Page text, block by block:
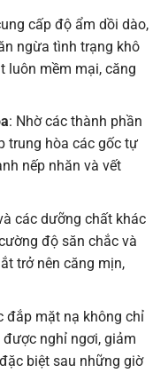
cấp độ ẩm dồi dào,
ngừa tình trạng khô
luôn mềm mại, căng
: Nhờ các thành phần
trung hòa các gốc tự
nếp nhăn và vết
các dưỡng chất khác
độ săn chắc và
trở nên căng mịn,
đắp mặt nạ không chỉ
nghỉ ngơi, giảm
biệt sau những giờ